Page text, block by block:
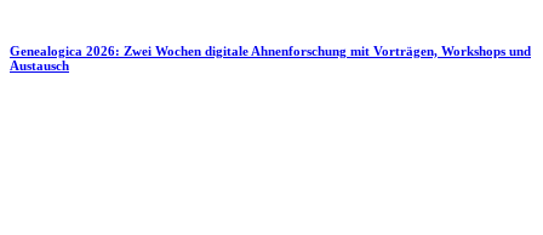
Genealogica 2026: Zwei Wochen digitale Ahnenforschung mit Vorträgen, Workshops und
Austausch